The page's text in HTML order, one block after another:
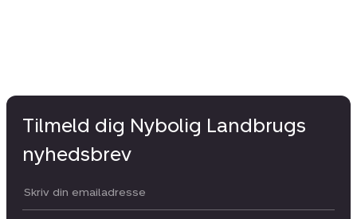
Tilmeld dig Nybolig Landbrugs
nyhedsbrev
Din email: